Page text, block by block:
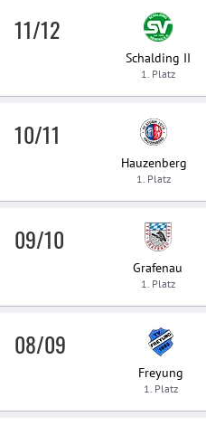
11/12
Schalding II
1. Platz
10/11
Hauzenberg
1. Platz
09/10
Grafenau
1. Platz
08/09
Freyung
1. Platz